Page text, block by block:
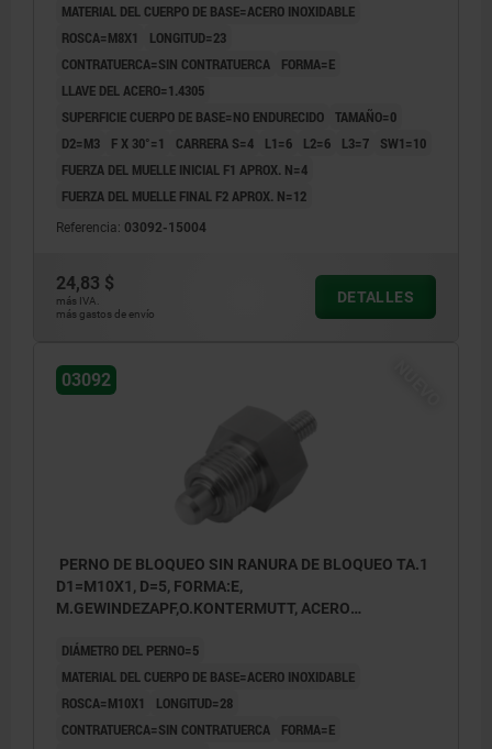
MATERIAL DEL CUERPO DE BASE=ACERO INOXIDABLE
ROSCA=M8X1
LONGITUD=23
CONTRATUERCA=SIN CONTRATUERCA
FORMA=E
LLAVE DEL ACERO=1.4305
SUPERFICIE CUERPO DE BASE=NO ENDURECIDO TAMAÑO=0
D2=M3
F X 30°=1 CARRERA S=4 L1=6 L2=6 L3=7
SW1=10
FUERZA DEL MUELLE INICIAL F1 APROX. N=4
FUERZA DEL MUELLE FINAL F2 APROX. N=12
Referencia: 03092-15004
24,83 $
más IVA.
más gastos de envío
DETALLES
03092
PERNO DE BLOQUEO SIN RANURA DE BLOQUEO TA.1
D1=M10X1, D=5, FORMA:E,
M.GEWINDEZAPF,O.KONTERMUTT, ACERO
DIÁMETRO DEL PERNO=5
MATERIAL DEL CUERPO DE BASE=ACERO INOXIDABLE
ROSCA=M10X1
LONGITUD=28
CONTRATUERCA=SIN CONTRATUERCA
FORMA=E